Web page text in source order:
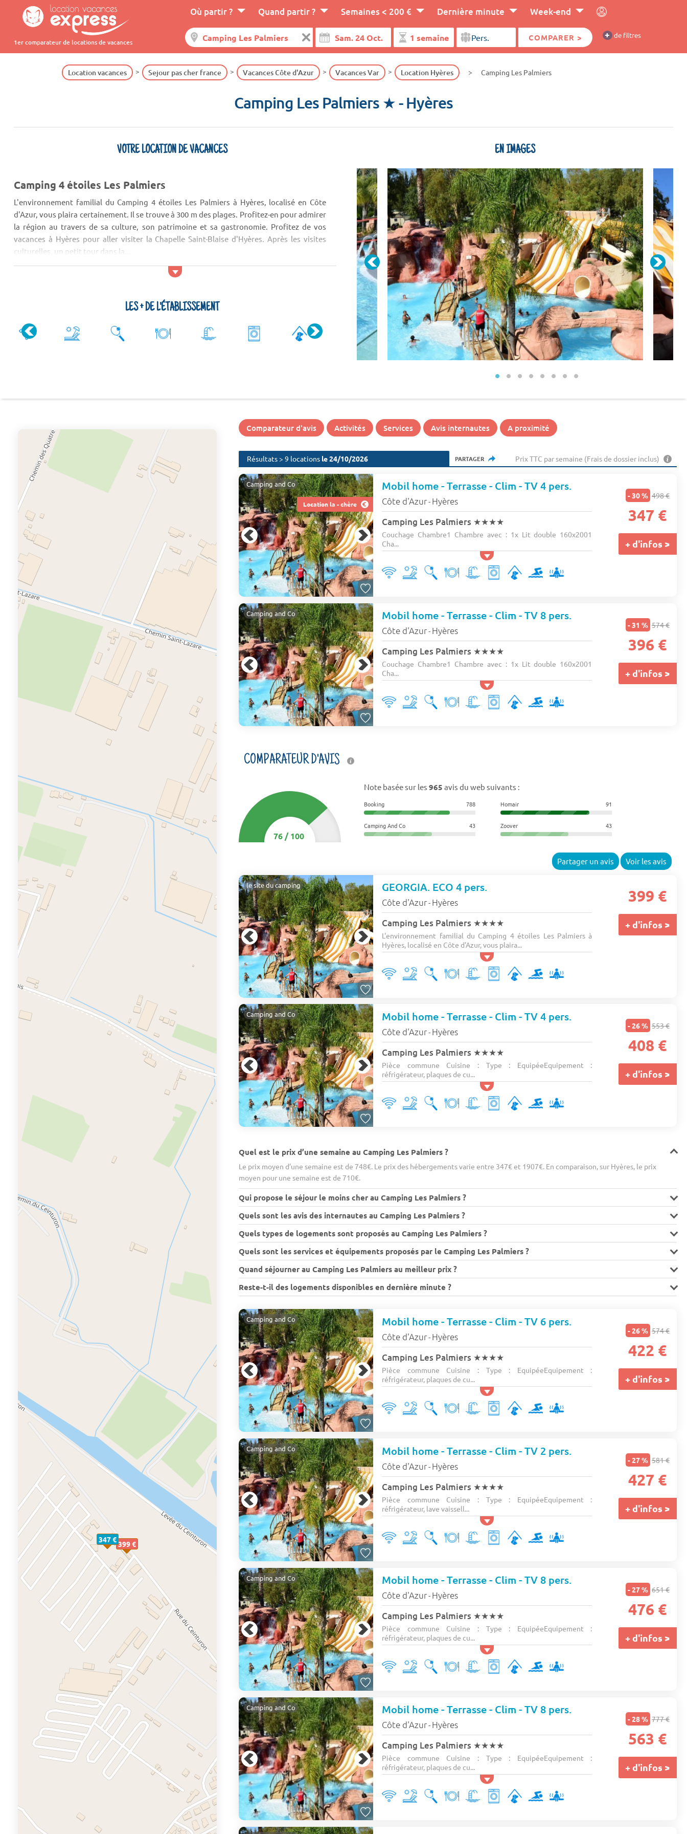
1er comparateur de locations de vacances
Où partir ? Quand partir ? Semaines < 200 € Dernière minute Week-end
COMPARER > + de filtres
Location vacances Sejour pas cher france Vacances Côte d'Azur Vacances Var Location Hyères Camping Les Palmiers
Camping Les Palmiers ★- Hyères
VOTRE LOCATION DE VACANCES
Camping 4 étoiles Les Palmiers
L'environnement familial du Camping 4 étoiles Les Palmiers à Hyères, localisé en Côte
d'Azur, vous plaira certainement. Il se trouve à 300 m des plages. Profitez-en pour admirer
la région au travers de sa culture, son patrimoine et sa gastronomie. Profitez de vos
vacances à Hyères pour aller visiter la Chapelle Saint-Blaise d'Hyères. Après les visites
culturelles, un petit tour dans la...
LES + DE L'ÉTABLISSEMENT
EN IMAGES
347 €399 €
Comparateur d'avis Activités Services Avis internautes A proximité
Résultats > 9 locations le 24/10/2026 PARTAGER Prix TTC par semaine (Frais de dossier inclus)
Location la - chère
Camping and Co Mobil home - Terrasse - Clim - TV 4 pers.
Côte d'Azur- Hyères
Camping Les Palmiers ★★★★
Couchage Chambre1 Chambre avec : 1x Lit double 160x2001
Cha...
- 30 % 498 €
347 €
+ d'infos >
Camping and Co Mobil home - Terrasse - Clim - TV 8 pers.
Côte d'Azur- Hyères
Camping Les Palmiers ★★★★
Couchage Chambre1 Chambre avec : 1x Lit double 160x2001
Cha...
- 31 % 574 €
396 €
+ d'infos >
COMPARATEUR D'AVIS
76/100
Note basée sur les 965 avis du web suivants :
Booking 788 Homair 91
Camping And Co 43 Zoover 43
Partager un avis Voir les avis
le site du camping GEORGIA. ECO 4 pers.
Côte d'Azur- Hyères
Camping Les Palmiers ★★★★
L'environnement familial du Camping 4 étoiles Les Palmiers à
Hyères, localisé en Côte d'Azur, vous plaira...
399 €
+ d'infos >
Camping and Co Mobil home - Terrasse - Clim - TV 4 pers.
Côte d'Azur- Hyères
Camping Les Palmiers ★★★★
Pièce commune Cuisine : Type : EquipéeEquipement :
réfrigérateur, plaques de cu...
- 26 % 553 €
408 €
+ d'infos >
Quel est le prix d’une semaine au Camping Les Palmiers ?
Le prix moyen d’une semaine est de 748€. Le prix des hébergements varie entre 347€ et 1907€. En comparaison, sur Hyères, le prix
moyen pour une semaine est de 710€.
Qui propose le séjour le moins cher au Camping Les Palmiers ?
Quels sont les avis des internautes au Camping Les Palmiers ?
Quels types de logements sont proposés au Camping Les Palmiers ?
Quels sont les services et équipements proposés par le Camping Les Palmiers ?
Quand séjourner au Camping Les Palmiers au meilleur prix ?
Reste-t-il des logements disponibles en dernière minute ?
Camping and Co Mobil home - Terrasse - Clim - TV 6 pers.
Côte d'Azur- Hyères
Camping Les Palmiers ★★★★
Pièce commune Cuisine : Type : EquipéeEquipement :
réfrigérateur, plaques de cu...
- 26 % 574 €
422 €
+ d'infos >
Camping and Co Mobil home - Terrasse - Clim - TV 2 pers.
Côte d'Azur- Hyères
Camping Les Palmiers ★★★★
Pièce commune Cuisine : Type : EquipéeEquipement :
réfrigérateur, lave vaissell...
- 27 % 581 €
427 €
+ d'infos >
Camping and Co Mobil home - Terrasse - Clim - TV 8 pers.
Côte d'Azur- Hyères
Camping Les Palmiers ★★★★
Pièce commune Cuisine : Type : EquipéeEquipement :
réfrigérateur, plaques de cu...
- 27 % 651 €
476 €
+ d'infos >
Camping and Co Mobil home - Terrasse - Clim - TV 8 pers.
Côte d'Azur- Hyères
Camping Les Palmiers ★★★★
Pièce commune Cuisine : Type : EquipéeEquipement :
réfrigérateur, plaques de cu...
- 28 % 777 €
563 €
+ d'infos >